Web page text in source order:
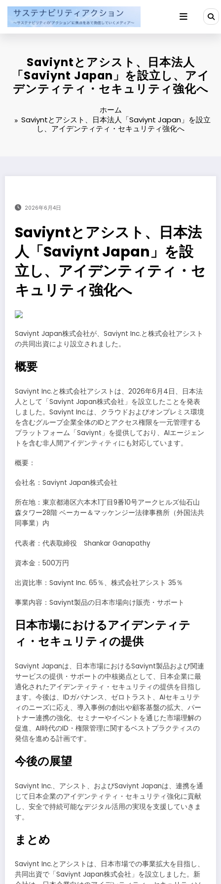
ン
Saviyntとアシスト、日本法人
「Saviynt Japan」を設立し、アイ
デンティティ・セキュリティ強化へ
ホーム
Saviyntとアシスト、日本法人「Saviynt Japan」を設立
し、アイデンティティ・セキュリティ強化へ
2026年6月4日
Saviyntとアシスト、日本法
人「Saviynt Japan」を設
立し、アイデンティティ・セ
キュリティ強化へ
Saviynt Japan株式会社が、Saviynt Inc.と株式会社アシスト
の共同出資により設立されました。
概要
Saviynt Inc.と株式会社アシストは、2026年6月4日、日本法
人として「Saviynt Japan株式会社」を設立したことを発表
しました。Saviynt Inc.は、クラウドおよびオンプレミス環境
を含むグループ企業全体のIDとアクセス権限を一元管理する
プラットフォーム「Saviynt」を提供しており、AIエージェン
トを含む非人間アイデンティティにも対応しています。
概要：
会社名：Saviynt Japan株式会社
所在地：東京都港区六本木1丁目9番10号アークヒルズ仙石山
森タワー28階 ベーカー＆マッケンジー法律事務所（外国法共
同事業）内
代表者：代表取締役 Shankar Ganapathy
資本金：500万円
出資比率：Saviynt Inc. 65％、株式会社アシスト 35％
事業内容：Saviynt製品の日本市場向け販売・サポート
日本市場におけるアイデンティテ
ィ・セキュリティの提供
Saviynt Japanは、日本市場におけるSaviynt製品および関連
サービスの提供・サポートの中核拠点として、日本企業に最
適化されたアイデンティティ・セキュリティの提供を目指し
ます。今後は、IDガバナンス、ゼロトラスト、AIセキュリテ
ィのニーズに応え、導入事例の創出や顧客基盤の拡大、パー
トナー連携の強化、セミナーやイベントを通じた市場理解の
促進、AI時代のID・権限管理に関するベストプラクティスの
発信を進める計画です。
今後の展望
Saviynt Inc.、アシスト、およびSaviynt Japanは、連携を通
じて日本企業のアイデンティティ・セキュリティ強化に貢献
し、安全で持続可能なデジタル活用の実現を支援していきま
す。
まとめ
Saviynt Inc.とアシストは、日本市場での事業拡大を目指し、
共同出資で「Saviynt Japan株式会社」を設立しました。新